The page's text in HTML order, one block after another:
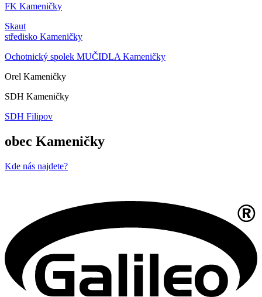
FK Kameničky
Skaut
středisko Kameničky
Ochotnický spolek MUČIDLA Kameničky
Orel Kameničky
SDH Kameničky
SDH Filipov
obec Kameničky
Kde nás najdete?